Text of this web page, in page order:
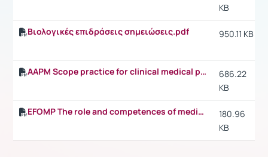
KB
Βιολογικές επιδράσεις σημειώσεις.pdf 950.11 KB
AAPM Scope practice for clinical medical physics.pdf
686.22
KB
EFOMP The role and competences of medical physicists.pdf
180.96
KB